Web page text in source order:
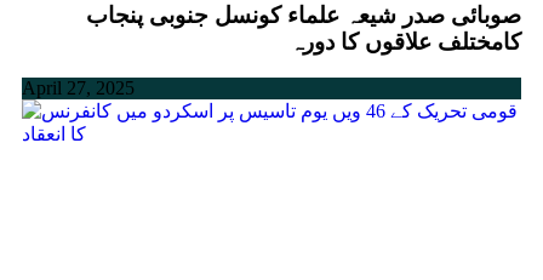
صوبائی صدر شیعہ علماء کونسل جنوبی پنجاب
کامختلف علاقوں کا دورہ
April 27, 2025